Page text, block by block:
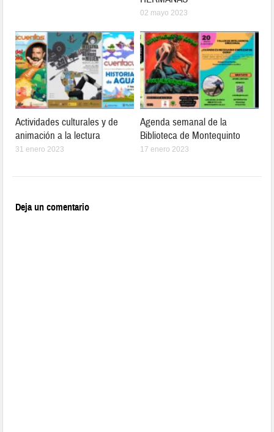
02 mayo 2023
Actividades culturales y de
animación a la lectura
31 enero 2023
Agenda semanal de la
Biblioteca de Montequinto
17 enero 2023
Deja un comentario